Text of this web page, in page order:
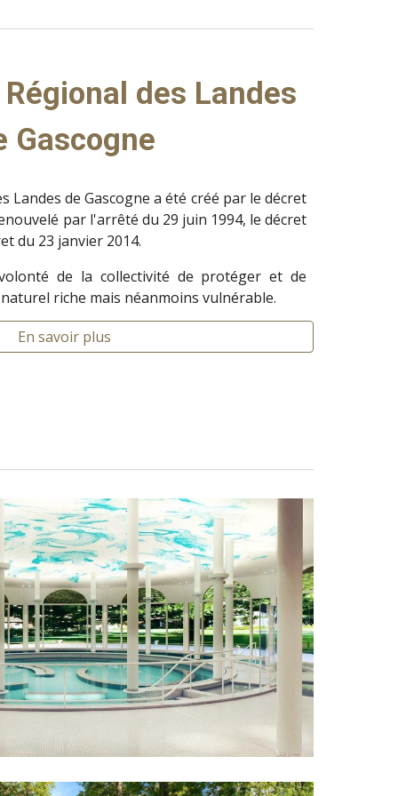
des Landes
Gascogne
Landes de Gascogne a été créé par le décret
par l'arrêté du 29 juin 1994, le décret
du 23 janvier 2014.
de la collectivité de protéger et de
riche mais néanmoins vulnérable.
En savoir plus